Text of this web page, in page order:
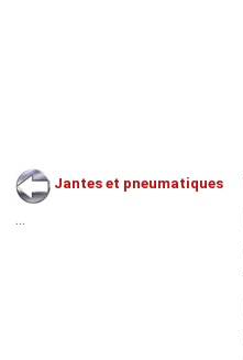
Jantes et pneumatiques